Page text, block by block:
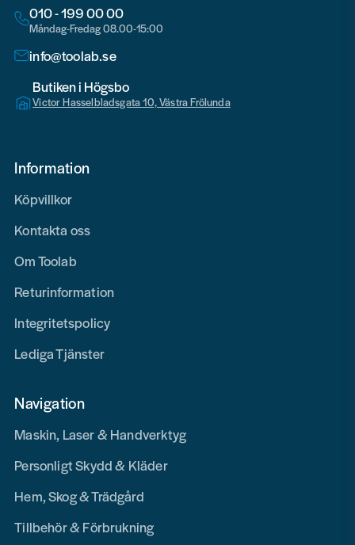
010 - 199 00 00
Måndag-Fredag 08.00-15:00
info@toolab.se
Butiken i Högsbo
Victor Hasselbladsgata 10, Västra Frölunda
Information
Köpvillkor
Kontakta oss
Om Toolab
Returinformation
Integritetspolicy
Lediga Tjänster
Navigation
Maskin, Laser & Handverktyg
Personligt Skydd & Kläder
Hem, Skog & Trädgård
Tillbehör & Förbrukning